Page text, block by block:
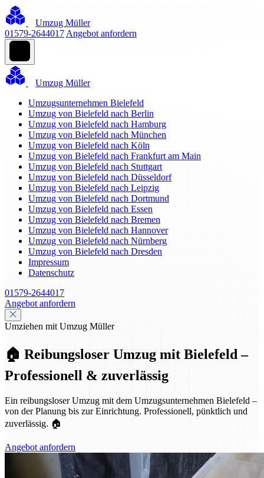
Umzug Müller
01579-2644017 Angebot anfordern
Umzug Müller
Umzugsunternehmen Bielefeld
Umzug von Bielefeld nach Berlin
Umzug von Bielefeld nach Hamburg
Umzug von Bielefeld nach München
Umzug von Bielefeld nach Köln
Umzug von Bielefeld nach Frankfurt am Main
Umzug von Bielefeld nach Stuttgart
Umzug von Bielefeld nach Düsseldorf
Umzug von Bielefeld nach Leipzig
Umzug von Bielefeld nach Dortmund
Umzug von Bielefeld nach Essen
Umzug von Bielefeld nach Bremen
Umzug von Bielefeld nach Hannover
Umzug von Bielefeld nach Nürnberg
Umzug von Bielefeld nach Dresden
Impressum
Datenschutz
01579-2644017
Angebot anfordern
Umziehen mit Umzug Müller
🏠 Reibungsloser Umzug mit Bielefeld –
Professionell & zuverlässig
Ein reibungsloser Umzug mit dem Umzugsunternehmen Bielefeld –
von der Planung bis zur Einrichtung. Professionell, pünktlich und
zuverlässig. 🏠
Angebot anfordern